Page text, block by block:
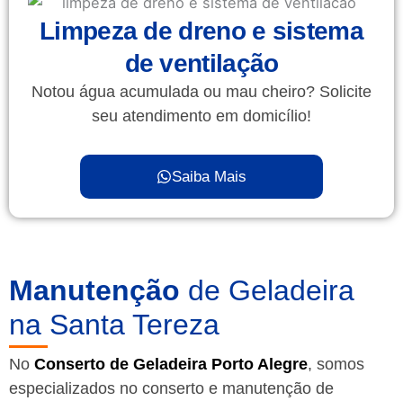
Limpeza de dreno e sistema
de ventilação
Notou água acumulada ou mau cheiro? Solicite
seu atendimento em domicílio!
Saiba Mais
Manutenção de Geladeira
na Santa Tereza
No Conserto de Geladeira Porto Alegre, somos
especializados no conserto e manutenção de